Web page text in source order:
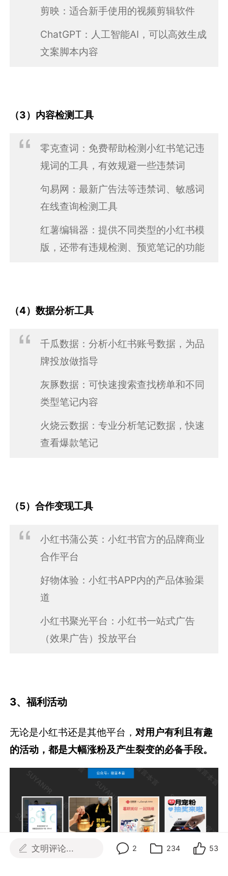
剪映：适合新手使用的视频剪辑软件
ChatGPT：人工智能AI，可以高效生成
文案脚本内容
（3）内容检测工具
零克查词：免费帮助检测小红书笔记违
规词的工具，有效规避一些违禁词
句易网：最新广告法等违禁词、敏感词
在线查询检测工具
红薯编辑器：提供不同类型的小红书模
版，还带有违规检测、预览笔记的功能
（4）数据分析工具
千瓜数据：分析小红书账号数据，为品
牌投放做指导
灰豚数据：可快速搜索查找榜单和不同
类型笔记内容
火烧云数据：专业分析笔记数据，快速
查看爆款笔记
（5）合作变现工具
小红书蒲公英：小红书官方的品牌商业
合作平台
好物体验：小红书APP内的产品体验渠
道
小红书聚光平台：小红书一站式广告
（效果广告）投放平台
3、福利活动
无论是小红书还是其他平台，对用户有利且有趣
的活动，都是大幅涨粉及产生裂变的必备手段。
文明评论... 2 234 53